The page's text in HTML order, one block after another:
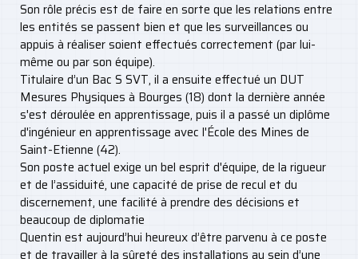
Son rôle précis est de faire en sorte que les relations entre
les entités se passent bien et que les surveillances ou
appuis à réaliser soient effectués correctement (par lui-
même ou par son équipe).
Titulaire d’un Bac S SVT, il a ensuite effectué un DUT
Mesures Physiques à Bourges (18) dont la dernière année
s'est déroulée en apprentissage, puis il a passé un diplôme
d'ingénieur en apprentissage avec l'École des Mines de
Saint-Etienne (42).
Son poste actuel exige un bel esprit d'équipe, de la rigueur
et de l’assiduité, une capacité de prise de recul et du
discernement, une facilité à prendre des décisions et
beaucoup de diplomatie
Quentin est aujourd’hui heureux d’être parvenu à ce poste
et de travailler à la sûreté des installations au sein d’une